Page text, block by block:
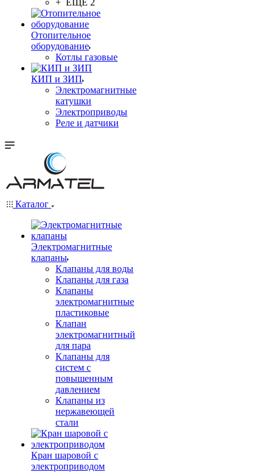
+ ЕЩЕ 2
Отопительное
оборудование
Котлы газовые
КИП и ЗИП
Электромагнитные
катушки
Электроприводы
Реле и датчики
Каталог
Электромагнитные
клапаны
Клапаны для воды
Клапаны для газа
Клапаны
электромагнитные
пластиковые
Клапан
электромагнитный
для пара
Клапаны для
систем с
повышенным
давлением
Клапаны из
нержавеющей
стали
Кран шаровой с
электроприводом